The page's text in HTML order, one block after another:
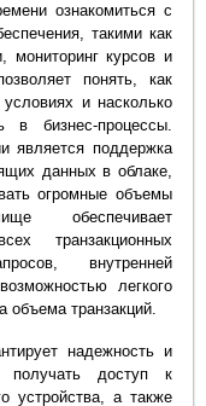
ознакомиться с
такими как
мониторинг курсов и
понять, как
и насколько
в бизнес-процессы.
является поддержка
данных в облаке,
огромные объемы
обеспечивает
транзакционных
внутренней
легкого
объема транзакций.
надежность и
получать доступ к
устройства, а также